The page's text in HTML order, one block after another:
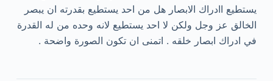
يستطيع اادراك الابصار هل من احد يستطيع بقدرته ان يبصر
الخالق عز وجل ولكن لا احد يستطيع لانه وحده من له القدرة
في ادراك ابصار خلقه . اتمنى ان تكون الصورة واضحة .